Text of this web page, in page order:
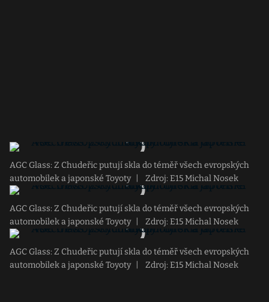
AGC Glass: Z Chudeřic putují skla do téměř všech evropských
automobilek a japonské Toyoty
Zdroj: E15 Michal Nosek
AGC Glass: Z Chudeřic putují skla do téměř všech evropských
automobilek a japonské Toyoty
Zdroj: E15 Michal Nosek
AGC Glass: Z Chudeřic putují skla do téměř všech evropských
automobilek a japonské Toyoty
Zdroj: E15 Michal Nosek